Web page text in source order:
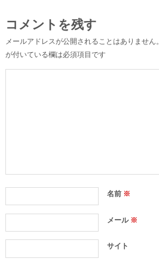
コメントを残す
メールアドレスが公開されることはありません。
が付いている欄は必須項目です
名前 ※
メール※
サイト